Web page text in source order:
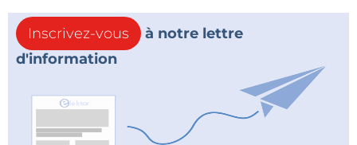
Inscrivez-vous
à notre lettre
d'information